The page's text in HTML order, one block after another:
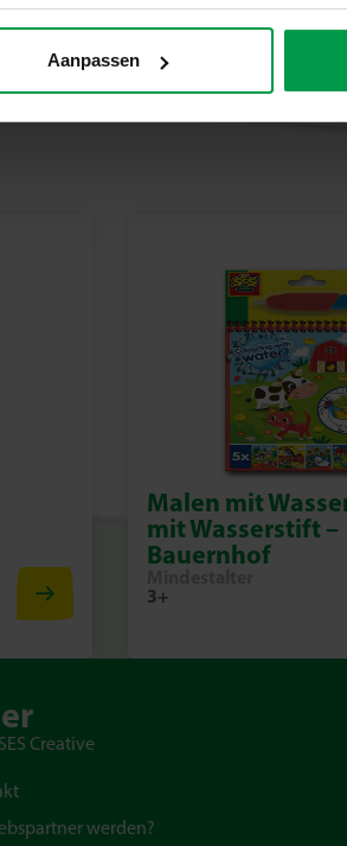
Aanpassen
Malen mit
mit Wasserstift –
Bauernhof
3+
Creative
werden?